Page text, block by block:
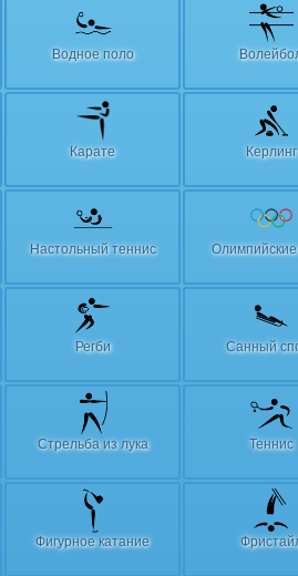
Водное поло
Карате Керлинг
Настольный теннис
Регби Санный
Стрельба из лука Теннис
Фигурное катание